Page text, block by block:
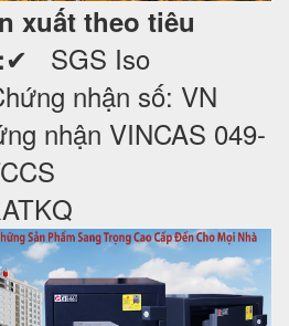
xuất theo tiêu
✔ SGS Iso
nhận số: VN
nhận VINCAS 049-